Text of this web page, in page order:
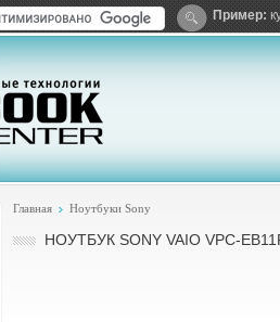
Google+Яндекс: Каталог виджетовПример:
Главная Ноутбуки Sony
НОУТБУК SONY VAIO VPC-